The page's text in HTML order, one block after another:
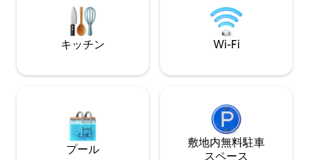
空に面しています。オーロラや真夜中の
太陽を見るのに最適です。 ハースタまで
20分、エヴェネスまで1時間。敷地内のサ
ウナをご予約いただけます。リネン、タ
光なし - スリープマスク。
ながら、アトラク
ー、市内中心部）
キッチン Wi-Fi
プール
敷地内無料駐⁠車
ス⁠ペ⁠ー⁠ス